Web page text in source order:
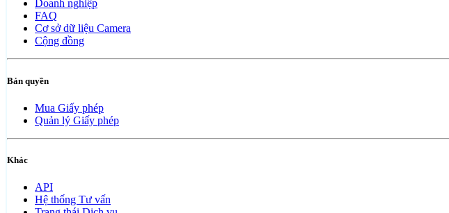
Doanh nghiệp
FAQ
Cơ sở dữ liệu Camera
Cộng đồng
Bản quyền
Mua Giấy phép
Quản lý Giấy phép
Khác
API
Hệ thống Tư vấn